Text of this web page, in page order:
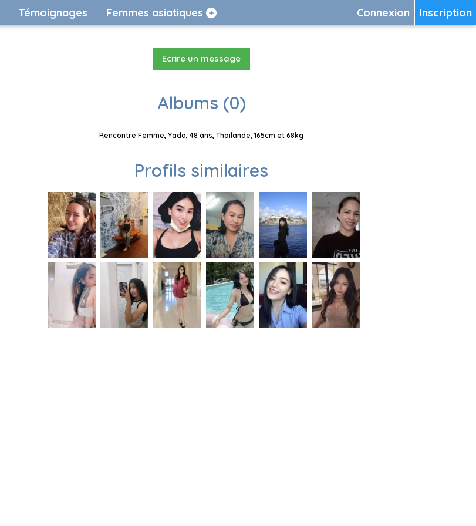
Inscription
Connexion
Témoignages Femmes asiatiques
Ecrire un message
Albums (0)
Rencontre Femme, Yada, 48 ans, Thaïlande, 165cm et 68kg
Profils similaires